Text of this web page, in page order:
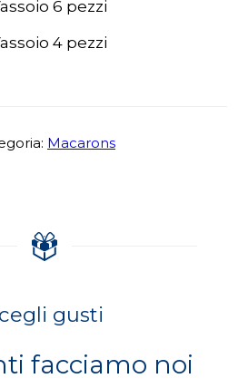
6 pezzi
4 pezzi
Macarons
gusti
facciamo noi